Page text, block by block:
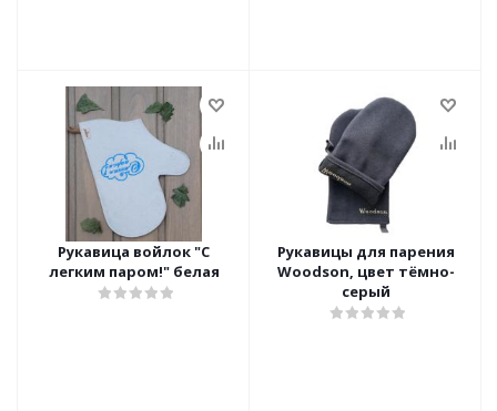
Рукавица войлок "С
легким паром!" белая
Рукавицы для парения
Woodson, цвет тёмно-
серый